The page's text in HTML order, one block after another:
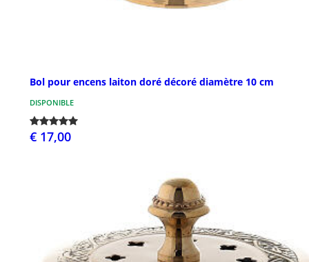
Bol pour encens laiton doré décoré diamètre 10 cm
DISPONIBLE
€ 17,00